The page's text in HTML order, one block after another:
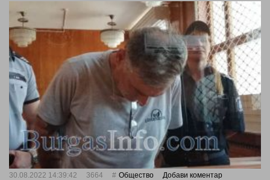
30.08.2022 14:39:42 3664 Общество Добави коментар